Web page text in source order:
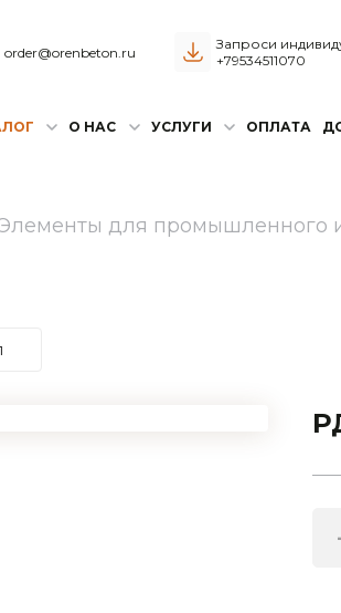
order@orenbeton.ru
Запроси
+79534511070
О НАС УСЛУГИ ОПЛАТА
для промышленного